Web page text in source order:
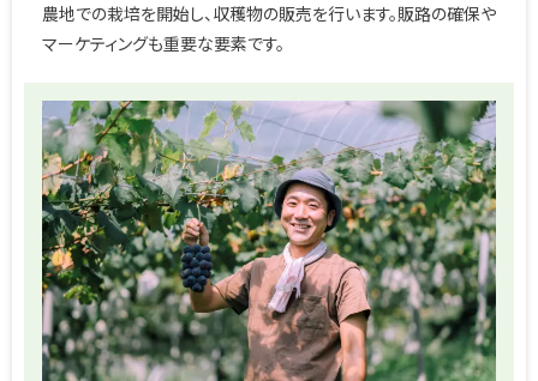
農地での栽培を開始し、収穫物の販売を行います。販路の確保や
マーケティングも重要な要素です。